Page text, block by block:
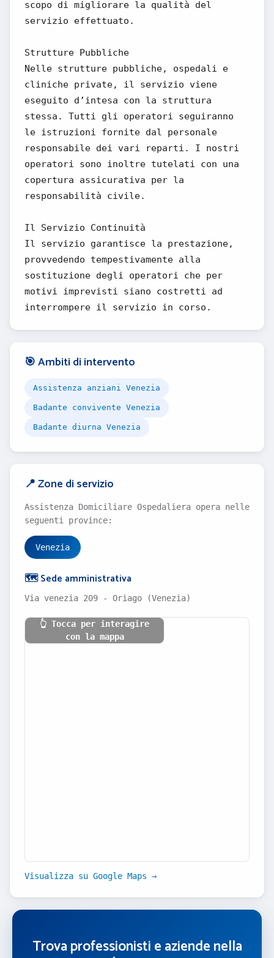
scopo di migliorare la qualità del
servizio effettuato.
Strutture Pubbliche
Nelle strutture pubbliche, ospedali e
cliniche private, il servizio viene
eseguito d’intesa con la struttura
stessa. Tutti gli operatori seguiranno
le istruzioni fornite dal personale
responsabile dei vari reparti. I nostri
operatori sono inoltre tutelati con una
copertura assicurativa per la
responsabilità civile.
Il Servizio Continuità
Il servizio garantisce la prestazione,
provvedendo tempestivamente alla
sostituzione degli operatori che per
motivi imprevisti siano costretti ad
interrompere il servizio in corso.
🎯 Ambiti di intervento
Assistenza anziani Venezia
Badante convivente Venezia
Badante diurna Venezia
📍 Zone di servizio
Assistenza Domiciliare Ospedaliera opera nelle
seguenti province:
Venezia
🗺️ Sede amministrativa
Via venezia 209 - Oriago (Venezia)
👆 Tocca per interagire
con la mappa
Visualizza su Google Maps →
Trova professionisti e aziende nella